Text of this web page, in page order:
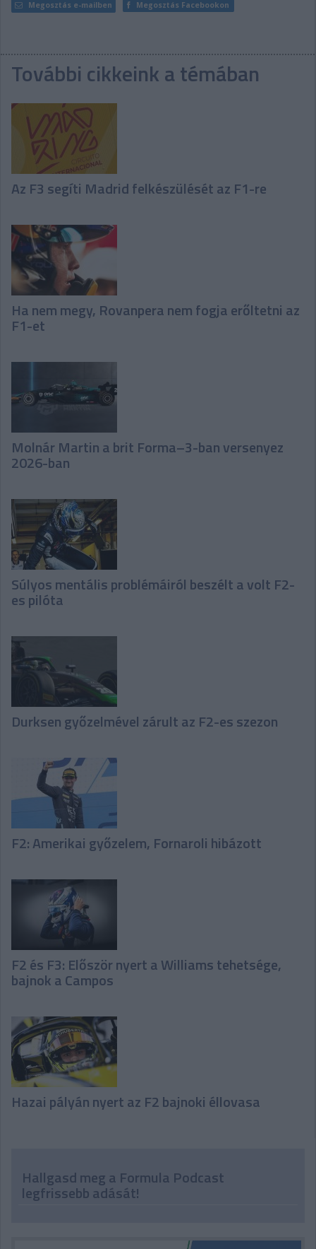
Megosztás e-mailben Megosztás Facebookon
További cikkeink a témában
Az F3 segíti Madrid felkészülését az F1-re
Ha nem megy, Rovanpera nem fogja erőltetni az
F1-et
Molnár Martin a brit Forma–3-ban versenyez
2026-ban
Súlyos mentális problémáiról beszélt a volt F2-
es pilóta
Durksen győzelmével zárult az F2-es szezon
F2: Amerikai győzelem, Fornaroli hibázott
F2 és F3: Először nyert a Williams tehetsége,
bajnok a Campos
Hazai pályán nyert az F2 bajnoki éllovasa
Hallgasd meg a Formula Podcast
legfrissebb adását!